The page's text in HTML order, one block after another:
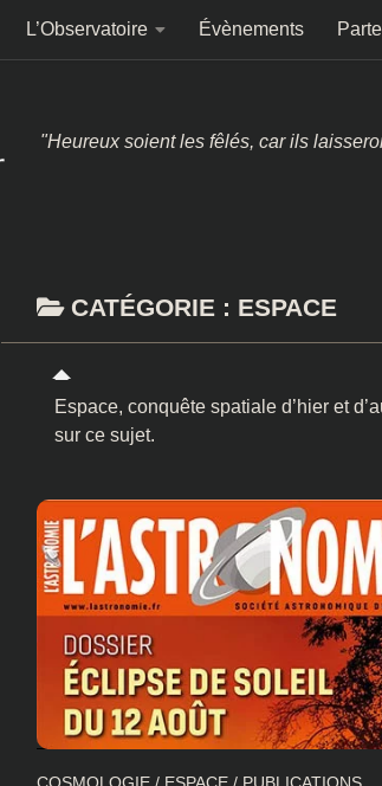
L’Observatoire Évènements
"Heureux soient les fêlés, car ils
CATÉGORIE : ESPACE
Espace, conquête spatiale d’hier et
sur ce sujet.
COSMOLOGIE / ESPACE / PUBLICATIONS